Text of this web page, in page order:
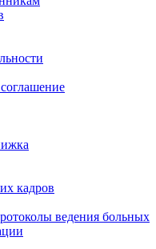
кадров
ведения больных